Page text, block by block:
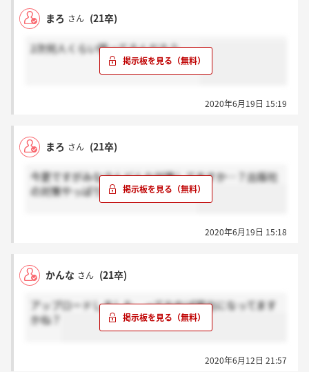
まろ さん (21卒)
2次何人くらい残ってるんだろう、、
2020年6月19日 15:19
まろ さん (21卒)
今更ですがみなさんどんな対策してますか…？出版社
の対策やっぱり難しいです（ ; _ ; ）
2020年6月19日 15:18
かんな さん (21卒)
アップロードしました。ってなれば提出になってます
かね？
2020年6月12日 21:57